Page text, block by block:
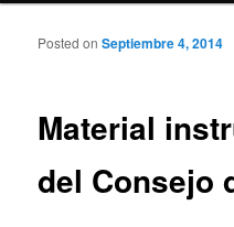
Material
del Consejo
Posted onSeptiembre 4, 2014